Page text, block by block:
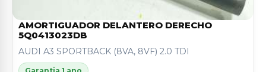
AMORTIGUADOR DELANTERO DERECHO
5Q0413023DB
AUDI A3 SPORTBACK (8VA, 8VF) 2.0 TDI